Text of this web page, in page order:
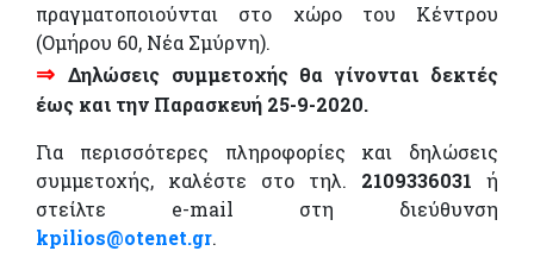
πραγματοποιούνται στο χώρο του Κέντρου
(Ομήρου 60, Νέα Σμύρνη).
⇒ Δηλώσεις συμμετοχής θα γίνονται δεκτές
έως και την Παρασκευή 25-9-2020.
Για περισσότερες πληροφορίες και δηλώσεις
συμμετοχής, καλέστε στο τηλ. 2109336031 ή
στείλτε e-mail στη διεύθυνση
kpilios@otenet.gr.